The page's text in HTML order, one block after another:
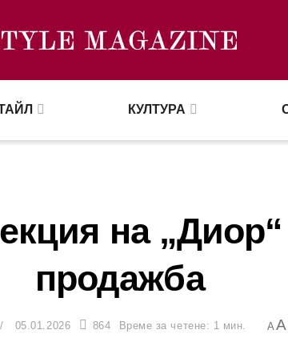
КУЛТУРА
на
продажба
05.01.2026 864 Време за четене: 1 мин. AA